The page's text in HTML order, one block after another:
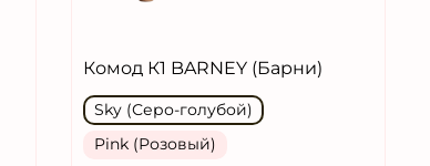
Комод К1 BARNEY (Барни)
Sky (Серо-голубой)
Pink (Розовый)